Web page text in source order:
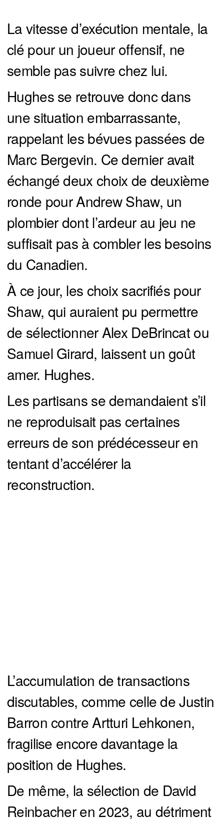
La vitesse d’exécution mentale, la
clé pour un joueur offensif, ne
semble pas suivre chez lui.
Hughes se retrouve donc dans
une situation embarrassante,
rappelant les bévues passées de
Marc Bergevin. Ce dernier avait
échangé deux choix de deuxième
ronde pour Andrew Shaw, un
plombier dont l’ardeur au jeu ne
suffisait pas à combler les besoins
du Canadien.
À ce jour, les choix sacrifiés pour
Shaw, qui auraient pu permettre
de sélectionner Alex DeBrincat ou
Samuel Girard, laissent un goût
amer. Hughes.
Les partisans se demandaient s’il
ne reproduisait pas certaines
erreurs de son prédécesseur en
tentant d’accélérer la
reconstruction.
L’accumulation de transactions
discutables, comme celle de Justin
Barron contre Artturi Lehkonen,
fragilise encore davantage la
position de Hughes.
De même, la sélection de David
Reinbacher en 2023, au détriment